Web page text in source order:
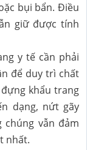
bụi bẩn. Điều
giữ được tính
y tế cần phải
để duy trì chất
khẩu trang
dạng, nứt gãy
chúng vẫn đảm
nhất.